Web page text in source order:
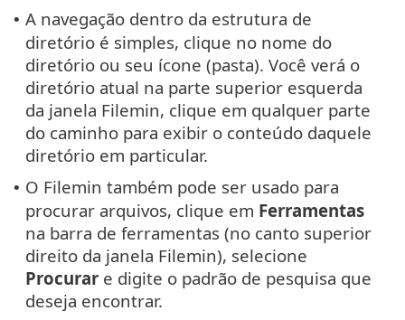
• A navegação dentro da estrutura de
diretório é simples, clique no nome do
diretório ou seu ícone (pasta). Você verá o
diretório atual na parte superior esquerda
da janela Filemin, clique em qualquer parte
do caminho para exibir o conteúdo daquele
diretório em particular.
• O Filemin também pode ser usado para
procurar arquivos, clique em Ferramentas
na barra de ferramentas (no canto superior
direito da janela Filemin), selecione
Procurar e digite o padrão de pesquisa que
deseja encontrar.